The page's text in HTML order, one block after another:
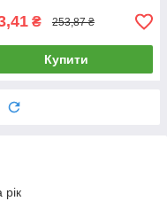
₴ 253,87 ₴
Купити
рік